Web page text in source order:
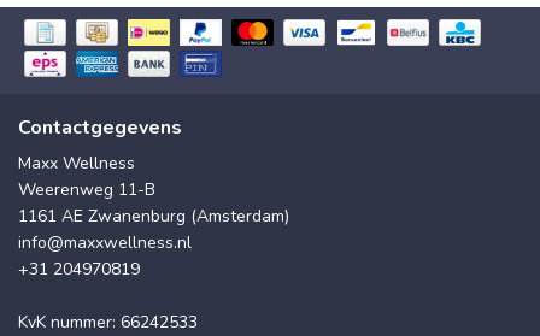
Contactgegevens
Maxx Wellness
Weerenweg 11-B
1161 AE Zwanenburg (Amsterdam)
info@maxxwellness.nl
+31 204970819
KvK nummer: 66242533